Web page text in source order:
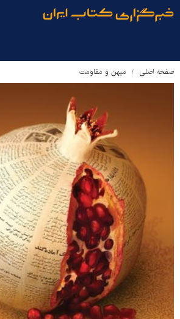
صفحه اصلی میهن و مقاومت